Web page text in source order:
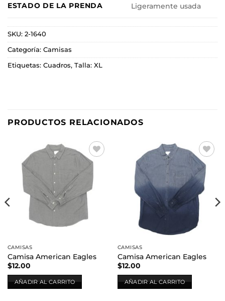
ESTADO DE LA PRENDA Ligeramente usada
SKU: 2-1640
Categoría: Camisas
Etiquetas: Cuadros, Talla: XL
PRODUCTOS RELACIONADOS
Añadir
lista de
deseos
CAMISAS
Camisa American Eagles
$12.00
AÑADIR AL CARRITO
Añadir
a la
lista de
deseos
CAMISAS
Camisa American Eagles
$12.00
AÑADIR AL CARRITO